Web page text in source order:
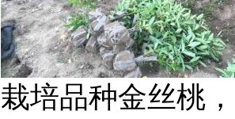
栽培品种金丝桃